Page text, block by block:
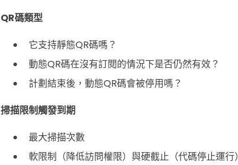
QR碼類型
它支持靜態QR碼嗎？
動態QR碼在沒有訂閱的情況下是否仍然有效？
計劃結束後，動態QR碼會被停用嗎？
掃描限制觸發到期
最大掃描次數
軟限制（降低訪問權限）與硬截止（代碼停止運行）